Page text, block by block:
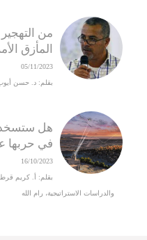
المأزق
05/11/2023
بقلم: د. حسن
هل
في حربها
16/10/2023
بقلم: أ. كريم
والدراسات الاستراتيجية، رام الله